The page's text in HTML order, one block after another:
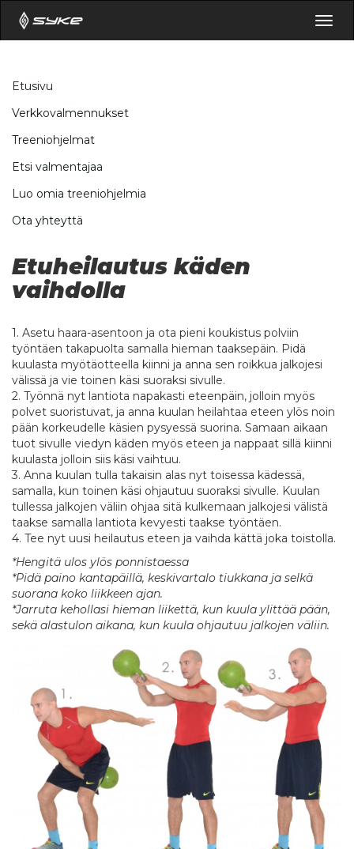
Etusivu
Verkkovalmennukset
Treeniohjelmat
Etsi valmentajaa
Luo omia treeniohjelmia
Ota yhteyttä
Etuheilautus käden
vaihdolla
1. Asetu haara-asentoon ja ota pieni koukistus polviin
työntäen takapuolta samalla hieman taaksepäin. Pidä
kuulasta myötäotteella kiinni ja anna sen roikkua jalkojesi
välissä ja vie toinen käsi suoraksi sivulle.
2. Työnnä nyt lantiota napakasti eteenpäin, jolloin myös
polvet suoristuvat, ja anna kuulan heilahtaa eteen ylös noin
pään korkeudelle käsien pysyessä suorina. Samaan aikaan
tuot sivulle viedyn käden myös eteen ja nappaat sillä kiinni
kuulasta jolloin siis käsi vaihtuu.
3. Anna kuulan tulla takaisin alas nyt toisessa kädessä,
samalla, kun toinen käsi ohjautuu suoraksi sivulle. Kuulan
tullessa jalkojen väliin ohjaa sitä kulkemaan jalkojesi välistä
taakse samalla lantiota kevyesti taakse työntäen.
4. Tee nyt uusi heilautus eteen ja vaihda kättä joka toistolla.
*Hengitä ulos ylös ponnistaessa
*Pidä paino kantapäillä, keskivartalo tiukkana ja selkä
suorana koko liikkeen ajan.
*Jarruta kehollasi hieman liikettä, kun kuula ylittää pään,
sekä alastulon aikana, kun kuula ohjautuu jalkojen väliin.